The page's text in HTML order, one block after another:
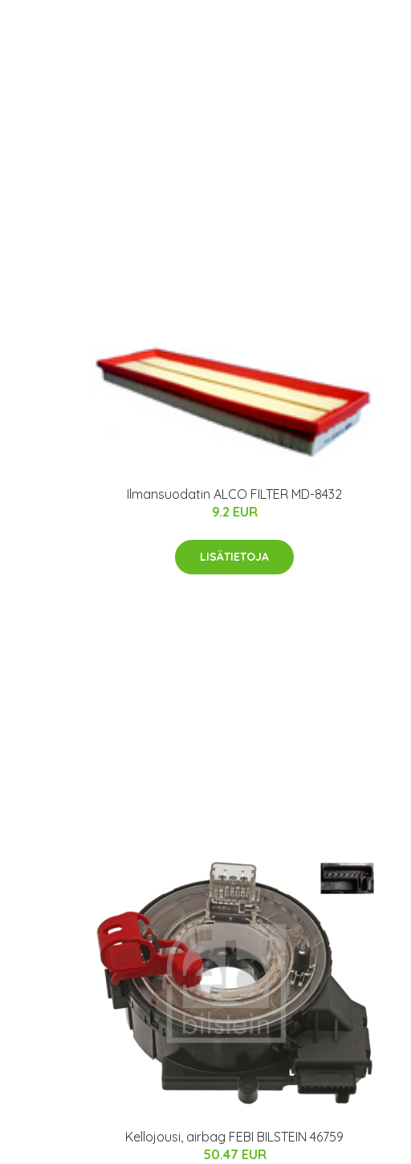
Ilmansuodatin ALCO FILTER MD-8432
9.2 EUR
LISÄTIETOJA
Kellojousi, airbag FEBI BILSTEIN 46759
50.47 EUR